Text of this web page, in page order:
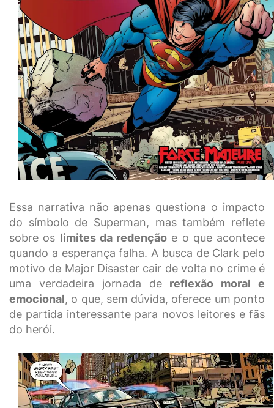
Essa narrativa não apenas questiona o impacto
do símbolo de Superman, mas também reflete
sobre os limites da redenção e o que acontece
quando a esperança falha. A busca de Clark pelo
motivo de Major Disaster cair de volta no crime é
uma verdadeira jornada de reflexão moral e
emocional, o que, sem dúvida, oferece um ponto
de partida interessante para novos leitores e fãs
do herói.